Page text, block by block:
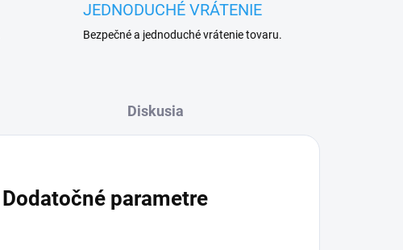
JEDNODUCHÉ VRÁTENIE
Bezpečné a jednoduché vrátenie tovaru.
Diskusia
Dodatočné parametre